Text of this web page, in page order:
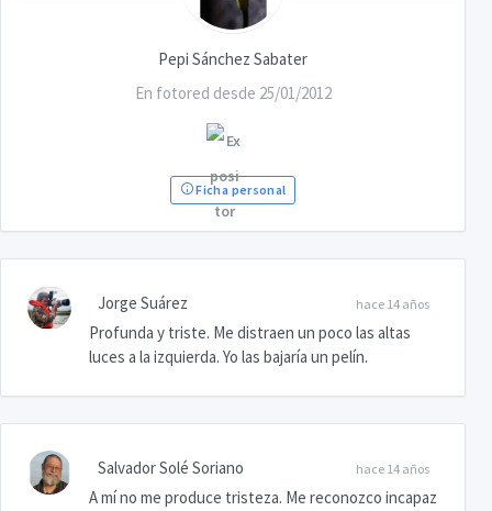
Pepi Sánchez Sabater
En fotored desde 25/01/2012
Ficha personal
hace 14 años
Jorge Suárez
Profunda y triste. Me distraen un poco las altas
luces a la izquierda. Yo las bajaría un pelín.
hace 14 años
Salvador Solé Soriano
A mí no me produce tristeza. Me reconozco incapaz